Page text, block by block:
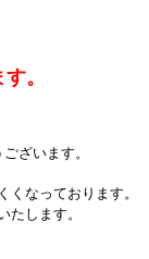
。
ざいます。
なっております。
たします。